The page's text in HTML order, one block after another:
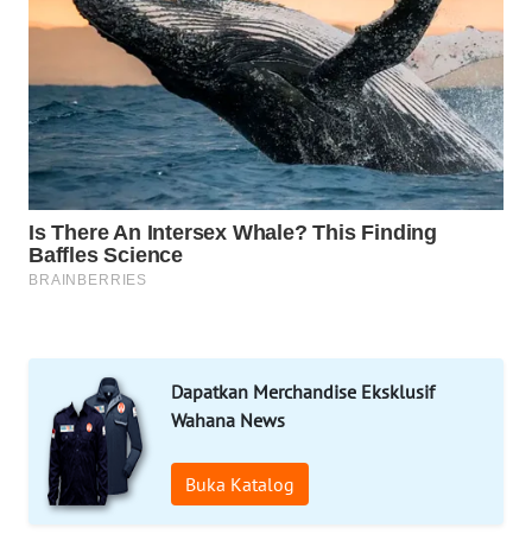
Dapatkan Merchandise Eksklusif
Wahana News
Buka Katalog
WAHANA
WAHANA
HEALTH
WAHANA
DESA
WISATA
WAHANA
Wahana
Network
KONSUMEN